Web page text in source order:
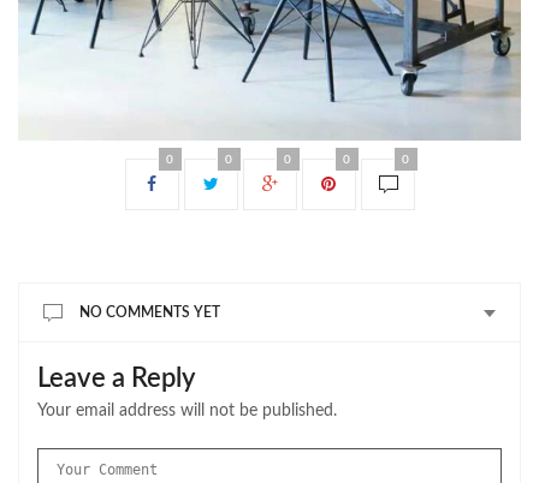
0 0 0 0 0
NO COMMENTS YET
Leave a Reply
Your email address will not be published.